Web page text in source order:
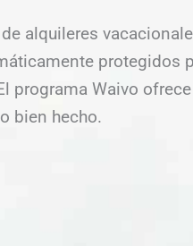
alquileres
protegidos
programa Waivo
bien hecho.